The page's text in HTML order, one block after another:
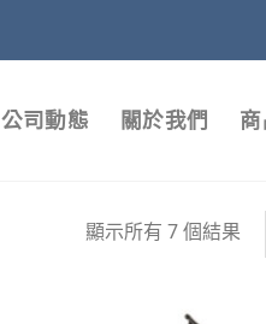
公司動態 關於我們
顯示所有 7 個結果